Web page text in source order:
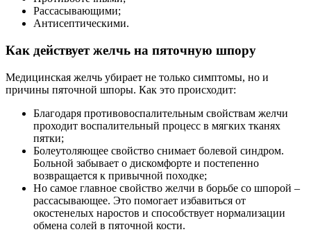
Рассасывающими;
Антисептическими.
Как действует желчь на пяточную шпору
Медицинская желчь убирает не только симптомы, но и
причины пяточной шпоры. Как это происходит:
Благодаря противовоспалительным свойствам желчи
проходит воспалительный процесс в мягких тканях
пятки;
Болеутоляющее свойство снимает болевой синдром.
Больной забывает о дискомфорте и постепенно
возвращается к привычной походке;
Но самое главное свойство желчи в борьбе со шпорой –
рассасывающее. Это помогает избавиться от
окостенелых наростов и способствует нормализации
обмена солей в пяточной кости.